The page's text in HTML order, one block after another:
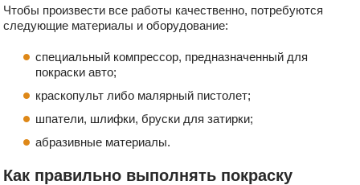
Чтобы произвести все работы качественно, потребуются
следующие материалы и оборудование:
специальный компрессор, предназначенный для
покраски авто;
краскопульт либо малярный пистолет;
шпатели, шлифки, бруски для затирки;
абразивные материалы.
Как правильно выполнять покраску